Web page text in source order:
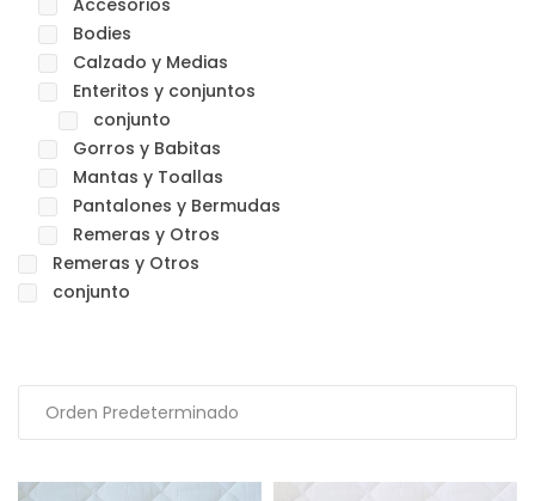
Accesorios
Bodies
Calzado y Medias
Enteritos y conjuntos
conjunto
Gorros y Babitas
Mantas y Toallas
Pantalones y Bermudas
Remeras y Otros
Remeras y Otros
conjunto